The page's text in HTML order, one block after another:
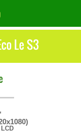
Le S3
LCD